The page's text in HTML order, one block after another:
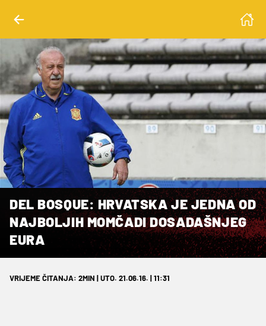
DEL BOSQUE: HRVATSKA JE JEDNA OD
NAJBOLJIH MOMČADI DOSADAŠNJEG
EURA
VRIJEME ČITANJA: 2MIN | UTO. 21.06.16. | 11:31